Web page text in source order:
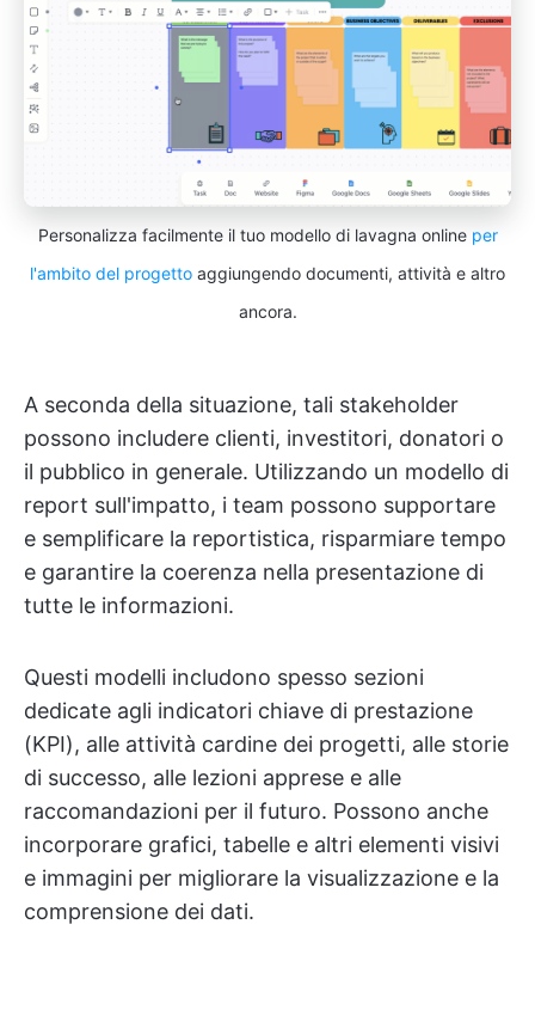
Personalizza facilmente il tuo modello di lavagna online per
l'ambito del progetto aggiungendo documenti, attività e altro
ancora.
A seconda della situazione, tali stakeholder
possono includere clienti, investitori, donatori o
il pubblico in generale. Utilizzando un modello di
report sull'impatto, i team possono supportare
e semplificare la reportistica, risparmiare tempo
e garantire la coerenza nella presentazione di
tutte le informazioni.
Questi modelli includono spesso sezioni
dedicate agli indicatori chiave di prestazione
(KPI), alle attività cardine dei progetti, alle storie
di successo, alle lezioni apprese e alle
raccomandazioni per il futuro. Possono anche
incorporare grafici, tabelle e altri elementi visivi
e immagini per migliorare la visualizzazione e la
comprensione dei dati.